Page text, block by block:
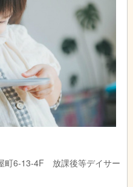
2-5-15）
長与町斉藤郷49-3）
町6-13-4F 放課後等デイサー